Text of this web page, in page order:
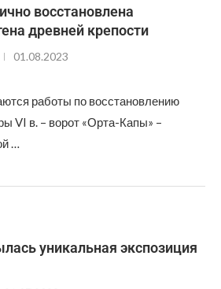
восстановлена
древней крепости
01.08.2023
работы по восстановлению
VI в. – ворот «Орта-Капы» –
…
уникальная экспозиция